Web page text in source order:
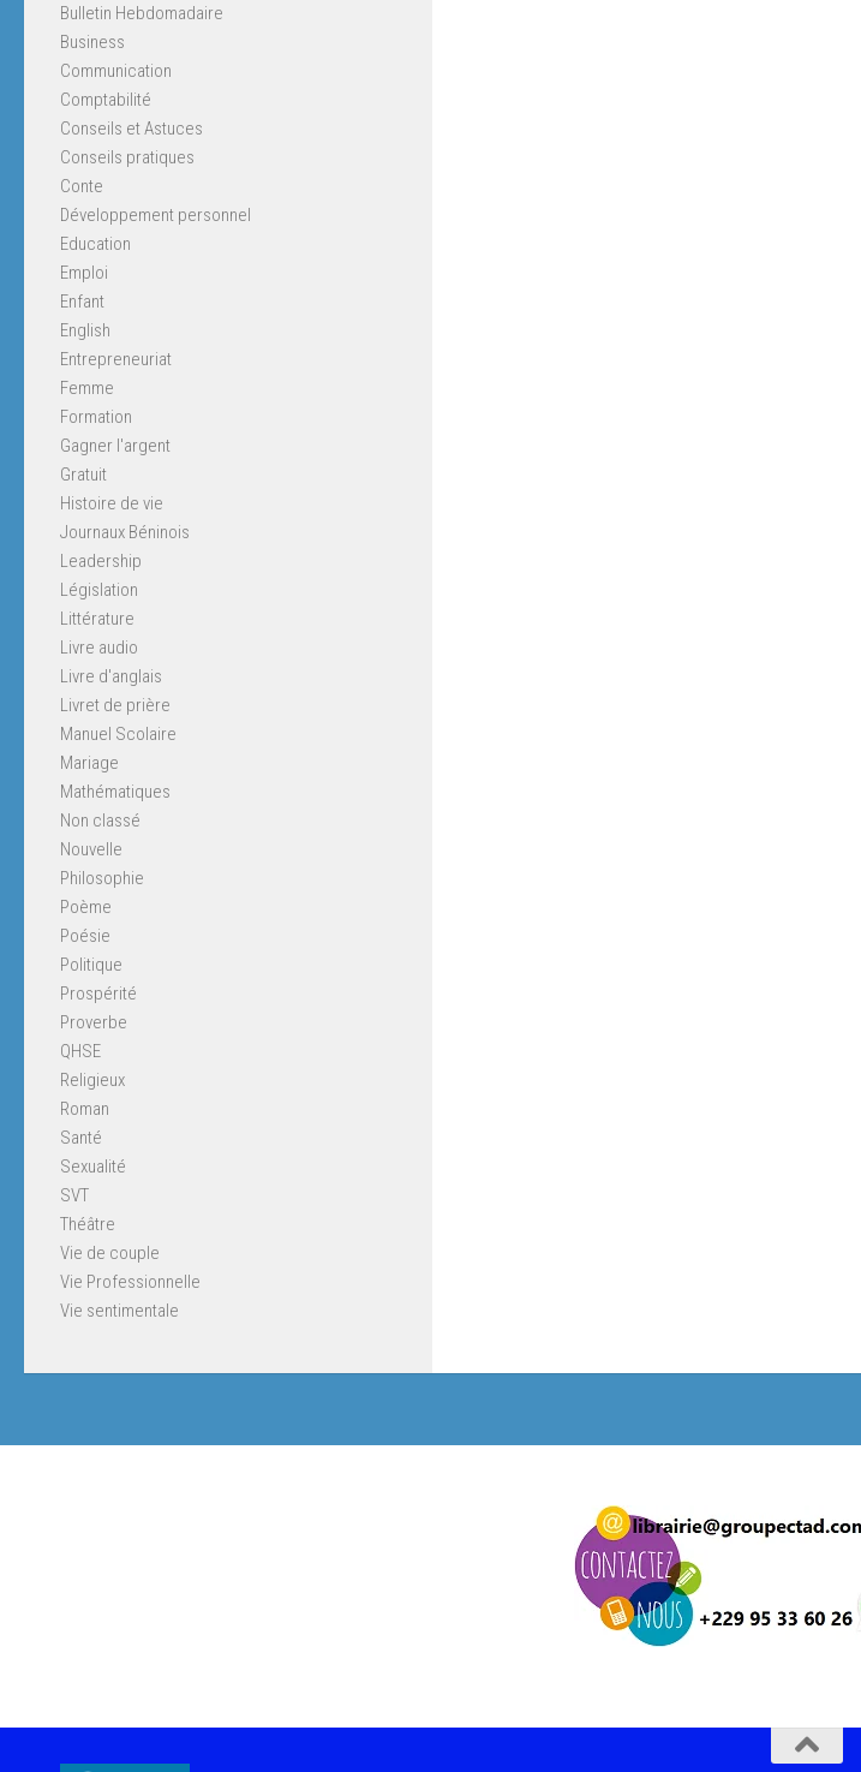
Bulletin Hebdomadaire
Business
Communication
Comptabilité
Conseils et Astuces
Conseils pratiques
Conte
Développement personnel
Education
Emploi
Enfant
English
Entrepreneuriat
Femme
Formation
Gagner l'argent
Gratuit
Histoire de vie
Journaux Béninois
Leadership
Législation
Littérature
Livre audio
Livre d'anglais
Livret de prière
Manuel Scolaire
Mariage
Mathématiques
Non classé
Nouvelle
Philosophie
Poème
Poésie
Politique
Prospérité
Proverbe
QHSE
Religieux
Roman
Santé
Sexualité
SVT
Théâtre
Vie de couple
Vie Professionnelle
Vie sentimentale